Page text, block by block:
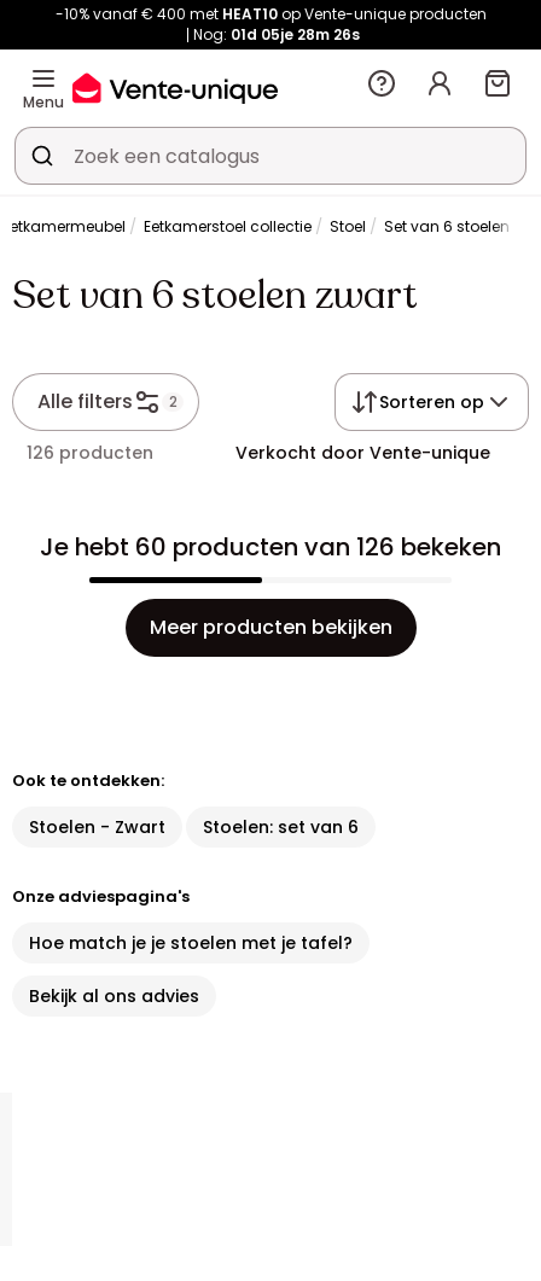
-10% vanaf € 400 met HEAT10op Vente-unique producten
Nog: 01d 05je 28m 26s
Menu
Eetkamermeubel Eetkamerstoel collectie Stoel Set van 6 stoelen
Set van 6 stoelen zwart
Alle filters 2 Sorteren op
126 producten Verkocht door Vente-unique
Je hebt 60 producten van 126 bekeken
Meer producten bekijken
Ook te ontdekken:
Stoelen - Zwart Stoelen: set van 6
Onze adviespagina's
Hoe match je je stoelen met je tafel?
Bekijk al ons advies